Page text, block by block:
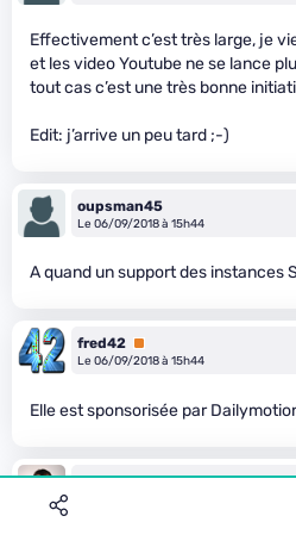
Effectivement c’est très large, je
et les video Youtube ne se lance
tout cas c’est une très bonne
Edit: j’arrive un peu tard ;-)
oupsman45
Le 06/09/2018 à 15h44
A quand un support des instances
fred42 Premium
Le 06/09/2018 à 15h44
Elle est sponsorisée par
David_L Premium